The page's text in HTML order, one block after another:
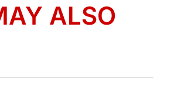
ALSO